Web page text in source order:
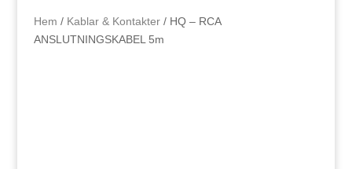
Hem / Kablar & Kontakter/ HQ – RCA
ANSLUTNINGSKABEL 5m